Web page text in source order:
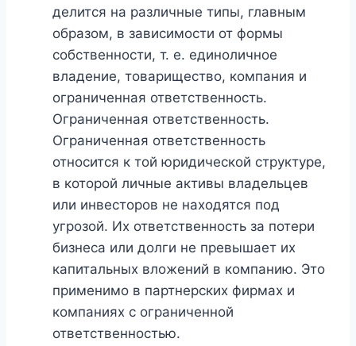
делится на различные типы, главным
образом, в зависимости от формы
собственности, т. е. единоличное
владение, товарищество, компания и
ограниченная ответственность.
Ограниченная ответственность.
Ограниченная ответственность
относится к той юридической структуре,
в которой личные активы владельцев
или инвесторов не находятся под
угрозой. Их ответственность за потери
бизнеса или долги не превышает их
капитальных вложений в компанию. Это
применимо в партнерских фирмах и
компаниях с ограниченной
ответственностью.